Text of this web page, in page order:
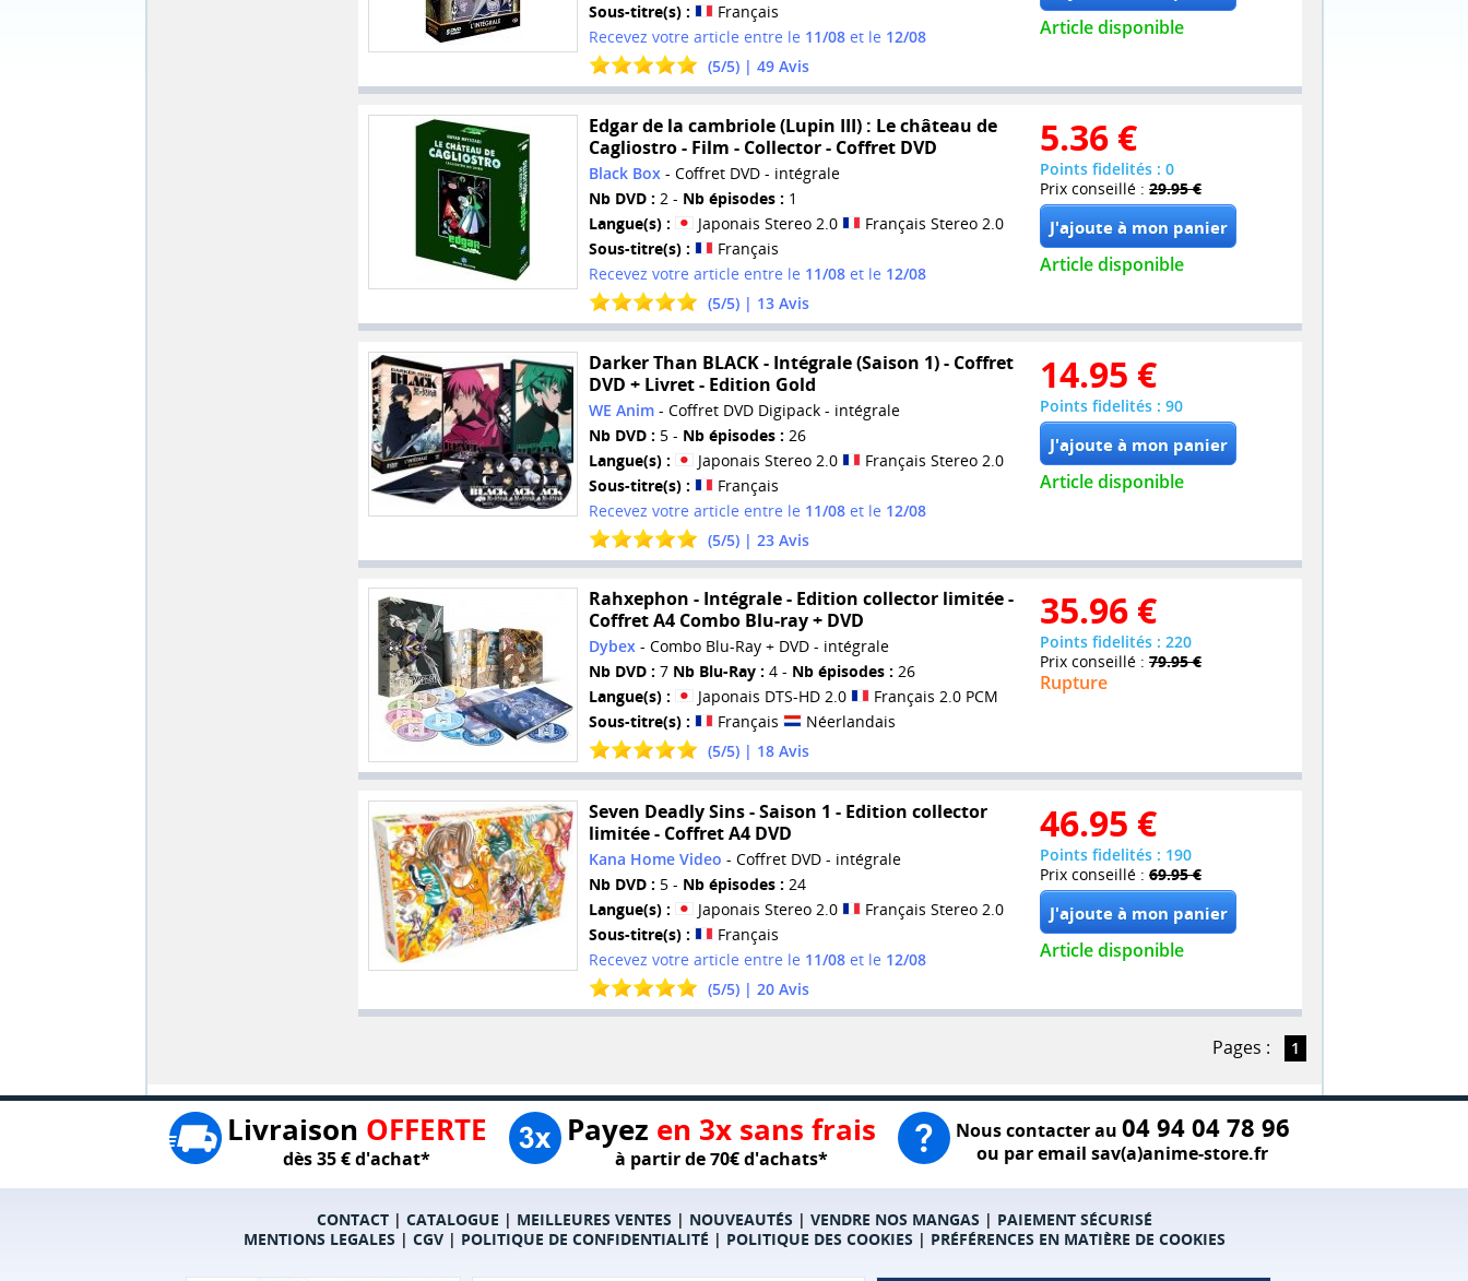
Sous-titre(s) :
Français
Recevez votre article entre le 11/08et le 12/08
(5/5) | 49Avis
Article disponible
Edgar de la cambriole (Lupin III) : Le château de
Cagliostro - Film - Collector - Coffret DVD
Black Box- Coffret DVD - intégrale
Nb DVD : 2 - Nb épisodes : 1
Langue(s) :
Japonais Stereo 2.0
Français Stereo 2.0
Sous-titre(s) :
Français
Recevez votre article entre le 11/08et le 12/08
(5/5) | 13Avis
5.36 €
Points fidelités : 0
Prix conseillé : 29.95 €
Article disponible
Darker Than BLACK - Intégrale (Saison 1) - Coffret
DVD + Livret - Edition Gold
WE Anim- Coffret DVD Digipack - intégrale
Nb DVD : 5 - Nb épisodes : 26
Langue(s) :
Japonais Stereo 2.0
Français Stereo 2.0
Sous-titre(s) :
Français
Recevez votre article entre le 11/08et le 12/08
(5/5) | 23Avis
14.95 €
Points fidelités : 90
Article disponible
Rahxephon - Intégrale - Edition collector limitée -
Coffret A4 Combo Blu-ray + DVD
Dybex- Combo Blu-Ray + DVD - intégrale
Nb DVD : 7 Nb Blu-Ray : 4 - Nb épisodes : 26
Langue(s) :
Japonais DTS-HD 2.0
Français 2.0 PCM
Sous-titre(s) :
Français
Néerlandais
(5/5) | 18Avis
35.96 €
Points fidelités : 220
Prix conseillé : 79.95 €
Rupture
Seven Deadly Sins - Saison 1 - Edition collector
limitée - Coffret A4 DVD
Kana Home Video - Coffret DVD - intégrale
Nb DVD : 5 - Nb épisodes : 24
Langue(s) :
Japonais Stereo 2.0
Français Stereo 2.0
Sous-titre(s) :
Français
Recevez votre article entre le 11/08et le 12/08
(5/5) | 20Avis
46.95 €
Points fidelités : 190
Prix conseillé : 69.95 €
Article disponible
Pages : 1
Livraison OFFERTE
dès 35 € d'achat*
Payez en 3x sans frais
à partir de 70€ d'achats*
Nous contacter au 04 94 04 78 96
ou par email sav(a)anime-store.fr
CONTACT| CATALOGUE | MEILLEURES VENTES | NOUVEAUTÉS | VENDRE NOS MANGAS | PAIEMENT SÉCURISÉ
MENTIONS LEGALES | CGV| POLITIQUE DE CONFIDENTIALITÉ | POLITIQUE DES COOKIES | PRÉFÉRENCES EN MATIÈRE DE COOKIES